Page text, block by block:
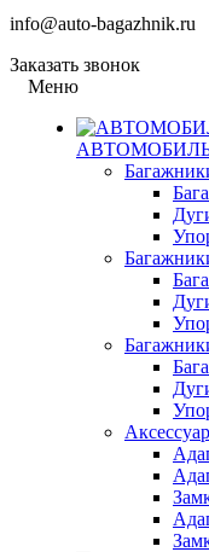
info@auto-bagazhnik.ru
Заказать звонок
Меню